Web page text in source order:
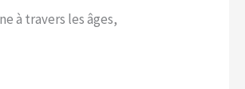
à travers les âges,